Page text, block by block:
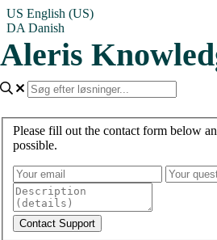
US English (US)
DA Danish
Aleris
Please fill out the contact form below
possible.